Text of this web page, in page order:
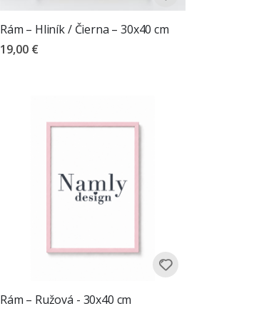
Rám – Hliník / Čierna – 30x40 cm
19,00 €
Rám – Ružová - 30x40 cm